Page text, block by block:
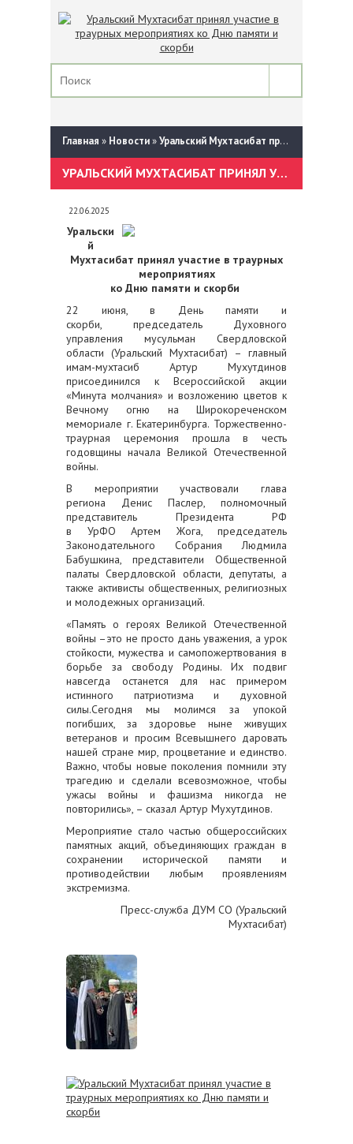
Главная » Новости»Уральский Мухтасибат принял участие в траурных мероприятиях ко Дню памяти и скорби
УРАЛЬСКИЙ МУХТАСИБАТ ПРИНЯЛ УЧАСТИЕ В ТРАУРНЫХ МЕРОПРИЯТИЯХ КО ДНЮ ПАМЯТИ И СКОРБИ
22.06.2025
Уральски
й
Мухтасибат принял участие в траурных
мероприятиях
ко Дню памяти и скорби
22 июня, в День памяти и
скорби, председатель Духовного
управления мусульман Свердловской
области (Уральский Мухтасибат) – главный
имам-мухтасиб Артур Мухутдинов
присоединился к Всероссийской акции
«Минута молчания» и возложению цветов к
Вечному огню на Широкореченском
мемориале г. Екатеринбурга. Торжественно-
траурная церемония прошла в честь
годовщины начала Великой Отечественной
войны.
В мероприятии участвовали глава
региона Денис Паслер, полномочный
представитель Президента РФ
в УрФО Артем Жога, председатель
Законодательного Собрания Людмила
Бабушкина, представители Общественной
палаты Свердловской области, депутаты, а
также активисты общественных, религиозных
и молодежных организаций.
«Память о героях Великой Отечественной
войны –это не просто дань уважения, а урок
стойкости, мужества и самопожертвования в
борьбе за свободу Родины. Их подвиг
навсегда останется для нас примером
истинного патриотизма и духовной
силы.Сегодня мы молимся за упокой
погибших, за здоровье ныне живущих
ветеранов и просим Всевышнего даровать
нашей стране мир, процветание и единство.
Важно, чтобы новые поколения помнили эту
трагедию и сделали всевозможное, чтобы
ужасы войны и фашизма никогда не
повторились», – сказал Артур Мухутдинов.
Мероприятие стало частью общероссийских
памятных акций, объединяющих граждан в
сохранении исторической памяти и
противодействии любым проявлениям
экстремизма.
Пресс-служба ДУМ СО (Уральский
Мухтасибат)